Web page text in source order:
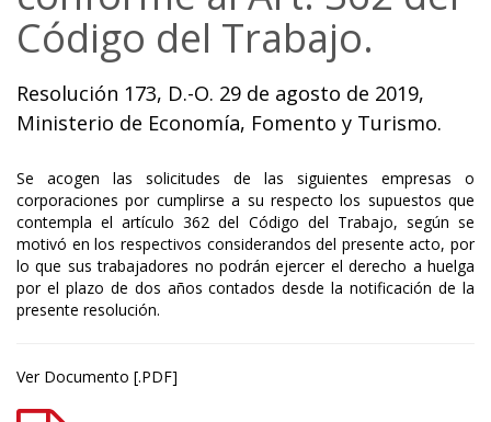
Código del Trabajo.
Resolución 173, D.-O. 29 de agosto de 2019,
Ministerio de Economía, Fomento y Turismo.
Se acogen las solicitudes de las siguientes empresas o
corporaciones por cumplirse a su respecto los supuestos que
contempla el artículo 362 del Código del Trabajo, según se
motivó en los respectivos considerandos del presente acto, por
lo que sus trabajadores no podrán ejercer el derecho a huelga
por el plazo de dos años contados desde la notificación de la
presente resolución.
Ver Documento [.PDF]